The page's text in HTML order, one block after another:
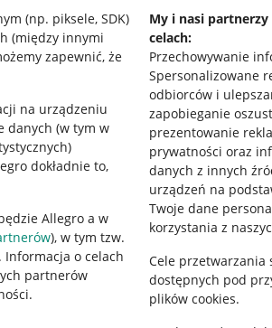
(np. piksele, SDK)
(między innymi
zapewnić, że
na urządzeniu
danych (w tym w
dokładnie to,
Allegro a w
), w tym tzw.
Informacja o celach
partnerów
My i nasi
celach:
Przechowywanie
Spersonalizowane
odbiorców i
zapobieganie
prezentowanie
prywatności oraz
danych z innych
urządzeń na
Twoje dane
korzystania z
Cele przetwarzania
dostępnych pod
plików cookies.
Regulamin
Polityka plików "cookies"
Ustawienia plików "cookies"